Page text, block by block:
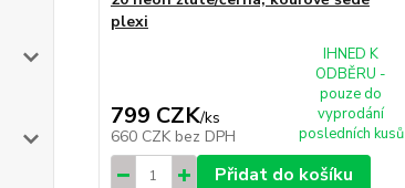
plexi
799 CZK/ks
660 CZK bez DPH
IHNED K
ODBĚRU -
pouze do
vyprodání
posledních kusů
Přidat do košíku